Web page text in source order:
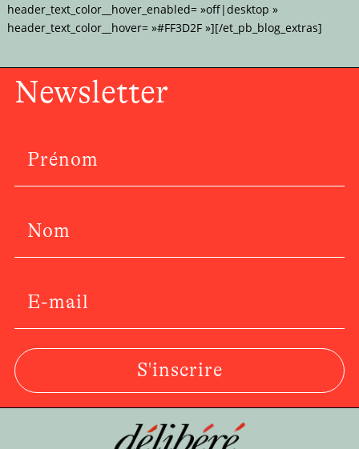
header_text_color__hover_enabled= »off|desktop »
header_text_color__hover= »#FF3D2F »][/et_pb_blog_extras]
Newsletter
S'inscrire